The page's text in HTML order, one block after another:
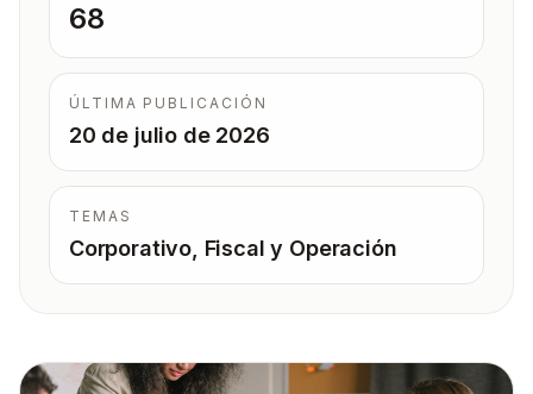
68
ÚLTIMA PUBLICACIÓN
20 de julio de 2026
TEMAS
Corporativo, Fiscal y Operación